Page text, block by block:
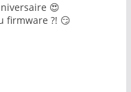
😍
firmware ?! 😏